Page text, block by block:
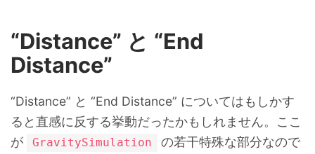
“Distance” と “End
Distance”
“Distance” と “End Distance” についてはもしかす
ると直感に反する挙動だったかもしれません。ここ
が
GravitySimulation
の若干特殊な部分なので